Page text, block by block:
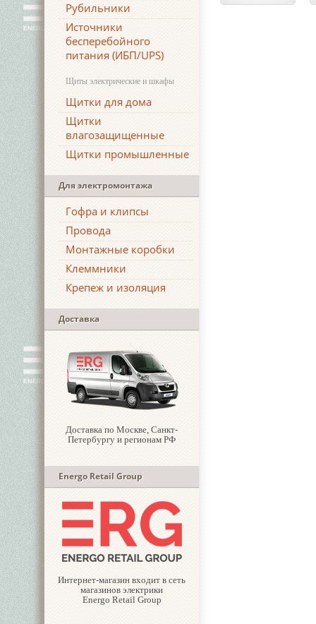
Рубильники
Источники
бесперебойного
питания (ИБП/UPS)
Щиты электрические и шкафы
Щитки для дома
Щитки
влагозащищенные
Щитки промышленные
Для электромонтажа
Гофра и клипсы
Провода
Монтажные коробки
Клеммники
Крепеж и изоляция
Доставка
Доставка по Москве, Санкт-
Петербургу и регионам РФ
Energo Retail Group
Интернет-магазин входит в сеть
магазинов электрики
Energo Retail Group